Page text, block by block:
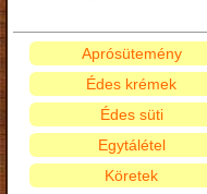
Aprósütemény
Édes krémek
Édes süti
Egytálétel
Köretek